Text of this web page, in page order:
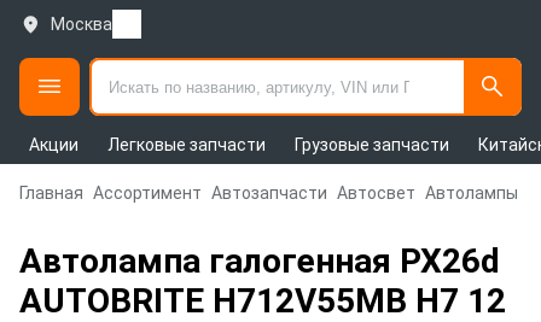
Москва
Акции Легковые запчасти Грузовые запчасти
Главная Ассортимент Автозапчасти Автосвет Автолампы
Автолампа галогенная PX26d
AUTOBRITE H712V55MB H7 12